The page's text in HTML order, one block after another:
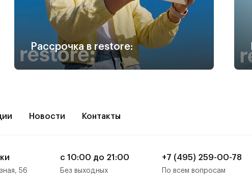
Рассрочка в restore:
Новости Контакты
56
с 10:00 до 21:00
Без выходных
+7 (495) 259-00-78
По всем вопросам